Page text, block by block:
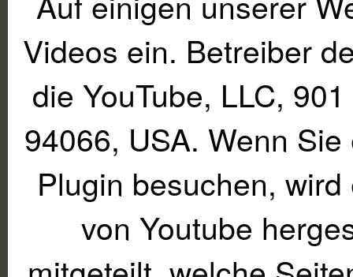
Videos ein. Betreiber
die YouTube, LLC,
94066, USA. Wenn
Plugin besuchen,
von Youtube